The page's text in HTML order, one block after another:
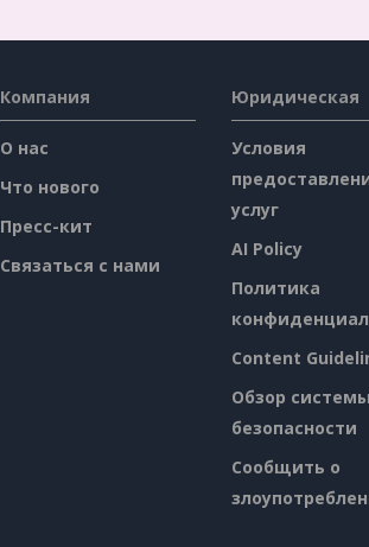
Компания
О нас
Что нового
Пресс-кит
Связаться с нами
Юридическая
Условия
услуг
AI Policy
Политика
Content
Обзор системы
безопасности
Сообщить о